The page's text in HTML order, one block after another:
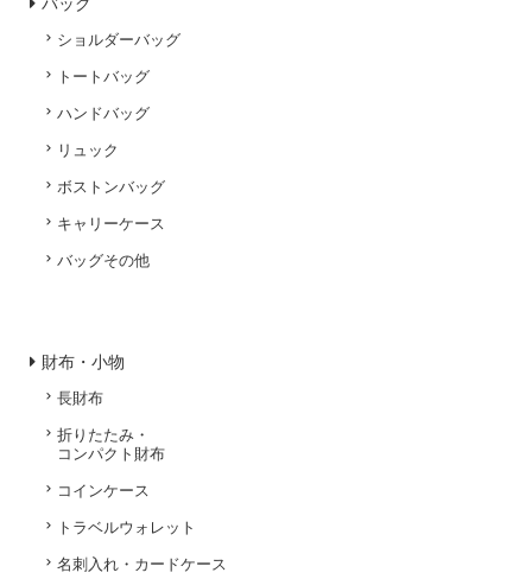
ショルダーバッグ
トートバッグ
ハンドバッグ
リュック
ボストンバッグ
キャリーケース
バッグその他
財布・小物
長財布
折りたたみ・
コンパクト財布
コインケース
トラベルウォレット
名刺入れ・カードケース